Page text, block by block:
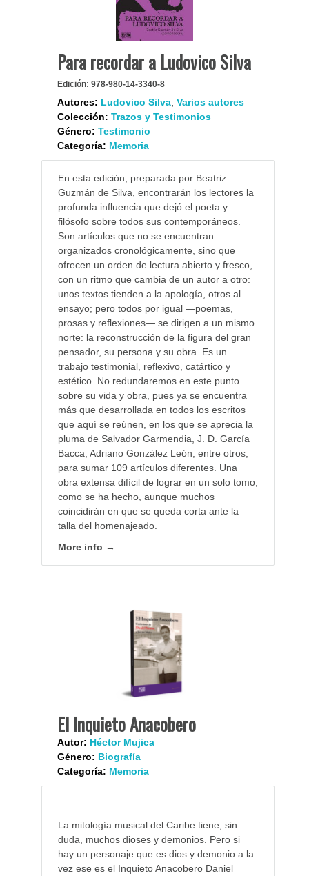
Para recordar a Ludovico Silva
Edición: 978-980-14-3340-8
Autores: Ludovico Silva, Varios autores
Colección: Trazos y Testimonios
Género: Testimonio
Categoría: Memoria
En esta edición, preparada por Beatriz
Guzmán de Silva, encontrarán los lectores la
profunda influencia que dejó el poeta y
filósofo sobre todos sus contemporáneos.
Son artículos que no se encuentran
organizados cronológicamente, sino que
ofrecen un orden de lectura abierto y fresco,
con un ritmo que cambia de un autor a otro:
unos textos tienden a la apología, otros al
ensayo; pero todos por igual —poemas,
prosas y reflexiones— se dirigen a un mismo
norte: la reconstrucción de la figura del gran
pensador, su persona y su obra. Es un
trabajo testimonial, reflexivo, catártico y
estético. No redundaremos en este punto
sobre su vida y obra, pues ya se encuentra
más que desarrollada en todos los escritos
que aquí se reúnen, en los que se aprecia la
pluma de Salvador Garmendia, J. D. García
Bacca, Adriano González León, entre otros,
para sumar 109 artículos diferentes. Una
obra extensa difícil de lograr en un solo tomo,
como se ha hecho, aunque muchos
coincidirán en que se queda corta ante la
talla del homenajeado.
More info →
El Inquieto Anacobero
Autor: Héctor Mujica
Género: Biografía
Categoría: Memoria
La mitología musical del Caribe tiene, sin
duda, muchos dioses y demonios. Pero si
hay un personaje que es dios y demonio a la
vez ese es el Inquieto Anacobero Daniel